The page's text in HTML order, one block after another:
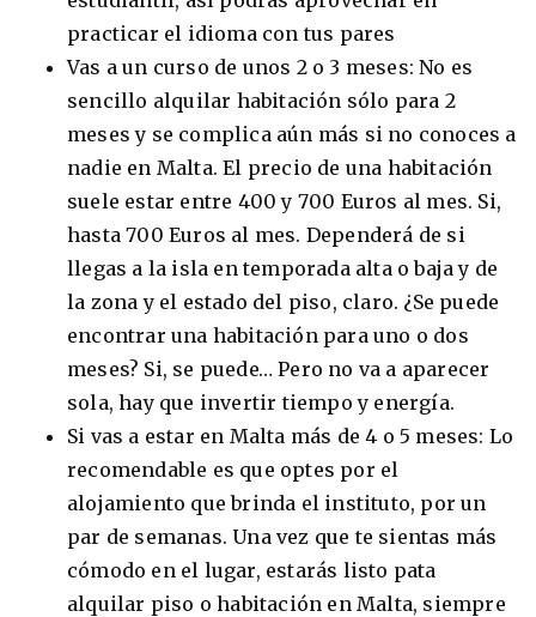
practicar el idioma con tus pares
Vas a un curso de unos 2 o 3 meses: No es
sencillo alquilar habitación sólo para 2
meses y se complica aún más si no conoces a
nadie en Malta. El precio de una habitación
suele estar entre 400 y 700 Euros al mes. Si,
hasta 700 Euros al mes. Dependerá de si
llegas a la isla en temporada alta o baja y de
la zona y el estado del piso, claro. ¿Se puede
encontrar una habitación para uno o dos
meses? Si, se puede… Pero no va a aparecer
sola, hay que invertir tiempo y energía.
Si vas a estar en Malta más de 4 o 5 meses: Lo
recomendable es que optes por el
alojamiento que brinda el instituto, por un
par de semanas. Una vez que te sientas más
cómodo en el lugar, estarás listo pata
alquilar piso o habitación en Malta, siempre